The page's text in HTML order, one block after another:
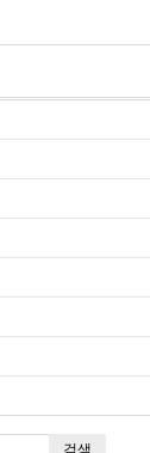
검색